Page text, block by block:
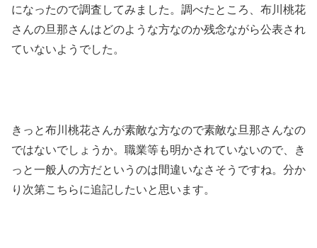
になったので調査してみました。調べたところ、布川桃花
さんの旦那さんはどのような方なのか残念ながら公表され
ていないようでした。
きっと布川桃花さんが素敵な方なので素敵な旦那さんなの
ではないでしょうか。職業等も明かされていないので、き
っと一般人の方だというのは間違いなさそうですね。分か
り次第こちらに追記したいと思います。